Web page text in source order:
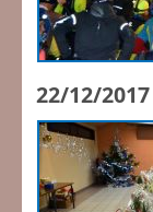
22/12/